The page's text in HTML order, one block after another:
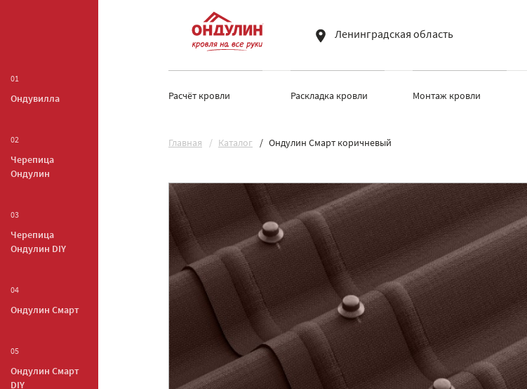
01
Ондувилла
02
Черепица
Ондулин
03
Черепица
Ондулин DIY
04
Ондулин Смарт
05
Ондулин Смарт
DIY
Ленинградская область
Расчёт кровли Раскладка кровли Монтаж кровли
Главная Каталог Ондулин Смарт коричневый